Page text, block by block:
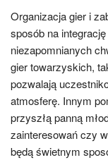
Organizacja gier i
sposób na
niezapomnianych
gier towarzyskich,
pozwalają
atmosferę. Innym
przyszłą panną
zainteresowań czy
będą świetnym